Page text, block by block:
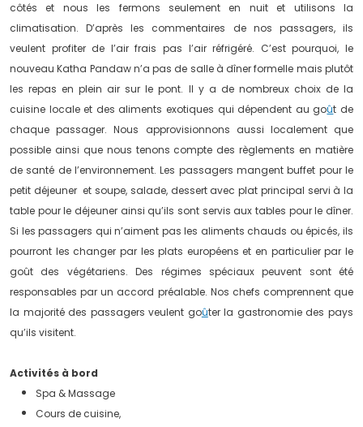
côtés et nous les fermons seulement en nuit et utilisons la
climatisation. D’après les commentaires de nos passagers, ils
veulent profiter de l’air frais pas l’air réfrigéré. C’est pourquoi, le
nouveau Katha Pandaw n’a pas de salle à dîner formelle mais plutôt
les repas en plein air sur le pont. Il y a de nombreux choix de la
cuisine locale et des aliments exotiques qui dépendent au goût de
chaque passager. Nous approvisionnons aussi localement que
possible ainsi que nous tenons compte des règlements en matière
de santé de l’environnement. Les passagers mangent buffet pour le
petit déjeuner et soupe, salade, dessert avec plat principal servi à la
table pour le déjeuner ainsi qu’ils sont servis aux tables pour le dîner.
Si les passagers qui n’aiment pas les aliments chauds ou épicés, ils
pourront les changer par les plats européens et en particulier par le
goût des végétariens. Des régimes spéciaux peuvent sont été
responsables par un accord préalable. Nos chefs comprennent que
la majorité des passagers veulent goûter la gastronomie des pays
qu’ils visitent.
Activités à bord
Spa & Massage
Cours de cuisine,